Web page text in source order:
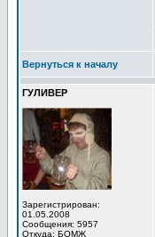
Вернуться к началу
ГУЛИВЕР
Зарегистрирован:
01.05.2008
Сообщения: 5957
Откуда: БОМЖ